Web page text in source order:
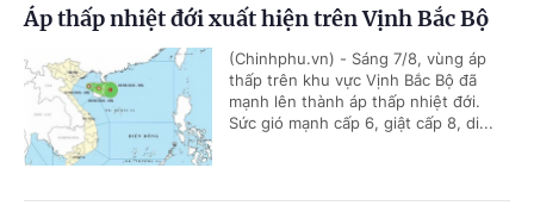
Áp thấp nhiệt đới xuất hiện trên Vịnh Bắc Bộ
(Chinhphu.vn) - Sáng 7/8, vùng áp
thấp trên khu vực Vịnh Bắc Bộ đã
mạnh lên thành áp thấp nhiệt đới.
Sức gió mạnh cấp 6, giật cấp 8, di...